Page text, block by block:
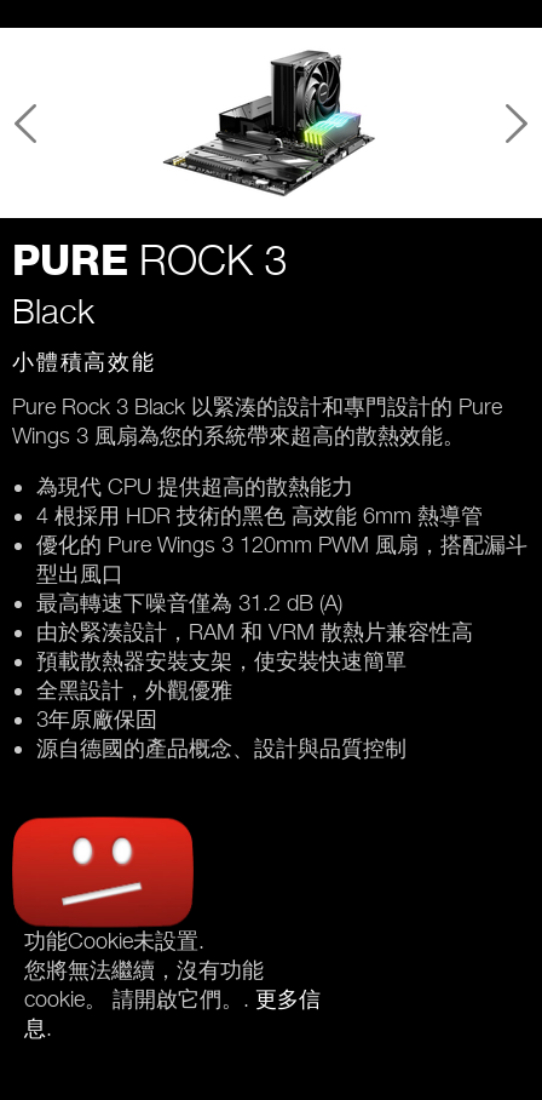
PURE ROCK 3
Black
小體積高效能
Pure Rock 3 Black 以緊湊的設計和專門設計的 Pure
Wings 3 風扇為您的系統帶來超高的散熱效能。
為現代 CPU 提供超高的散熱能力
4 根採用 HDR 技術的黑色 高效能 6mm 熱導管
優化的 Pure Wings 3 120mm PWM 風扇，搭配漏斗
型出風口
最高轉速下噪音僅為 31.2 dB (A)
由於緊湊設計，RAM 和 VRM 散熱片兼容性高
預載散熱器安裝支架，使安裝快速簡單
全黑設計，外觀優雅
3年原廠保固
源自德國的產品概念、設計與品質控制
功能Cookie未設置.
您將無法繼續，沒有功能
cookie。 請開啟它們。. 更多信
息.